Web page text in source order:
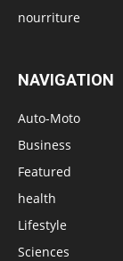
nourriture
NAVIGATION
Auto-Moto
Business
Featured
health
Lifestyle
Sciences